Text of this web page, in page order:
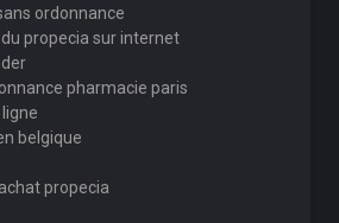
ordonnance
propecia sur internet
pharmacie paris
belgique
propecia